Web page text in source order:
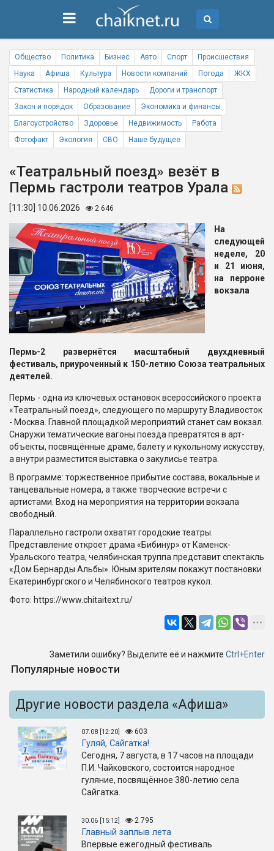
Общество Политика Бизнес Авто Спорт
Происшествия
Наука
Афиша Культура Новости компаний Погода
ЖКХ
Статистика
Народный календарь
Дороги и транспорт
Закон и порядок
Образование
Экономика и финансы
Благоустройство
Здоровье Недвижимость
Работа
Фотофакт
Экология СВО Наше будущее
«Театральный поезд» везёт в
Пермь гастроли театров Урала
[11:30] 10.06.2026 2 646
На
следующей
неделе, 20
и 21 июня,
на перроне
вокзала
Пермь-2 развернётся масштабный двухдневный
фестиваль, приуроченный к 150-летию Союза театральных
деятелей.
Пермь - одна из ключевых остановок всероссийского проекта
«Театральный поезд», следующего по маршруту Владивосток
- Москва. Главной площадкой мероприятий станет сам вокзал.
Снаружи тематические вагоны поезда превратятся в арт-
объекты, посвящённые драме, балету и кукольному искусству,
а внутри разместится выставка о закулисье театра.
В программе: торжественное прибытие состава, вокальные и
танцевальные номера, а также творческие встречи с
артистами. Вход на мероприятия на территории вокзала
свободный.
Параллельно гастроли охватят городские театры.
Представление откроет драма «Бибинур» от Каменск-
Уральского театра, челябинская труппа представит спектакль
«Дом Бернарды Альбы». Юным зрителям покажут постановки
Екатеринбургского и Челябинского театров кукол.
Фото: https://www.chitaitext.ru/
Заметили ошибку? Выделите её и нажмите Ctrl+Enter
Популярные новости
Другие новости раздела «Афиша»
07.08 [12:20] 603
Гуляй, Сайгатка!
Сегодня, 7 августа, в 17 часов на площади
П.И. Чайковского, состоится народное
гуляние, посвящённое 380-летию села
Сайгатка.
30.06 [15:12] 2 795
Главный заплыв лета
Впервые ежегодный фестиваль